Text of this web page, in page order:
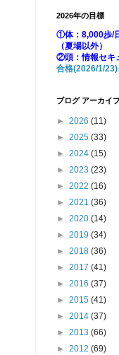
2026年の目標
①体：8,000歩/
（夏場以外）
②頭：情報セキ
合格(2026/1/23)
ブログ アーカイ
► 2026 (11)
► 2025 (33)
► 2024 (15)
► 2023 (23)
► 2022 (16)
► 2021 (36)
► 2020 (14)
► 2019 (34)
► 2018 (36)
► 2017 (41)
► 2016 (37)
► 2015 (41)
► 2014 (37)
► 2013 (66)
► 2012 (69)